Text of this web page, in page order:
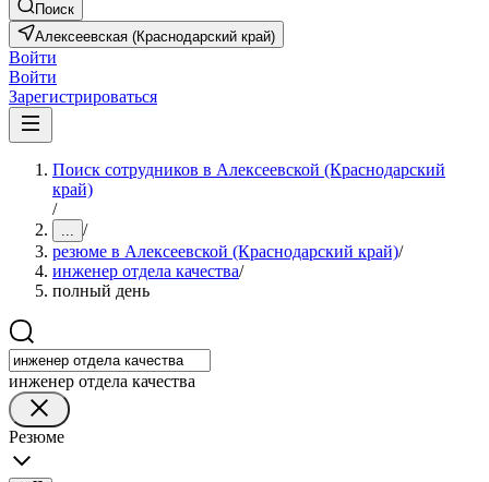
Поиск
Алексеевская (Краснодарский край)
Войти
Войти
Зарегистрироваться
Поиск сотрудников в Алексеевской (Краснодарский
край)
/
... /
резюме в Алексеевской (Краснодарский край)/
инженер отдела качества/
полный день
инженер отдела качества
Резюме